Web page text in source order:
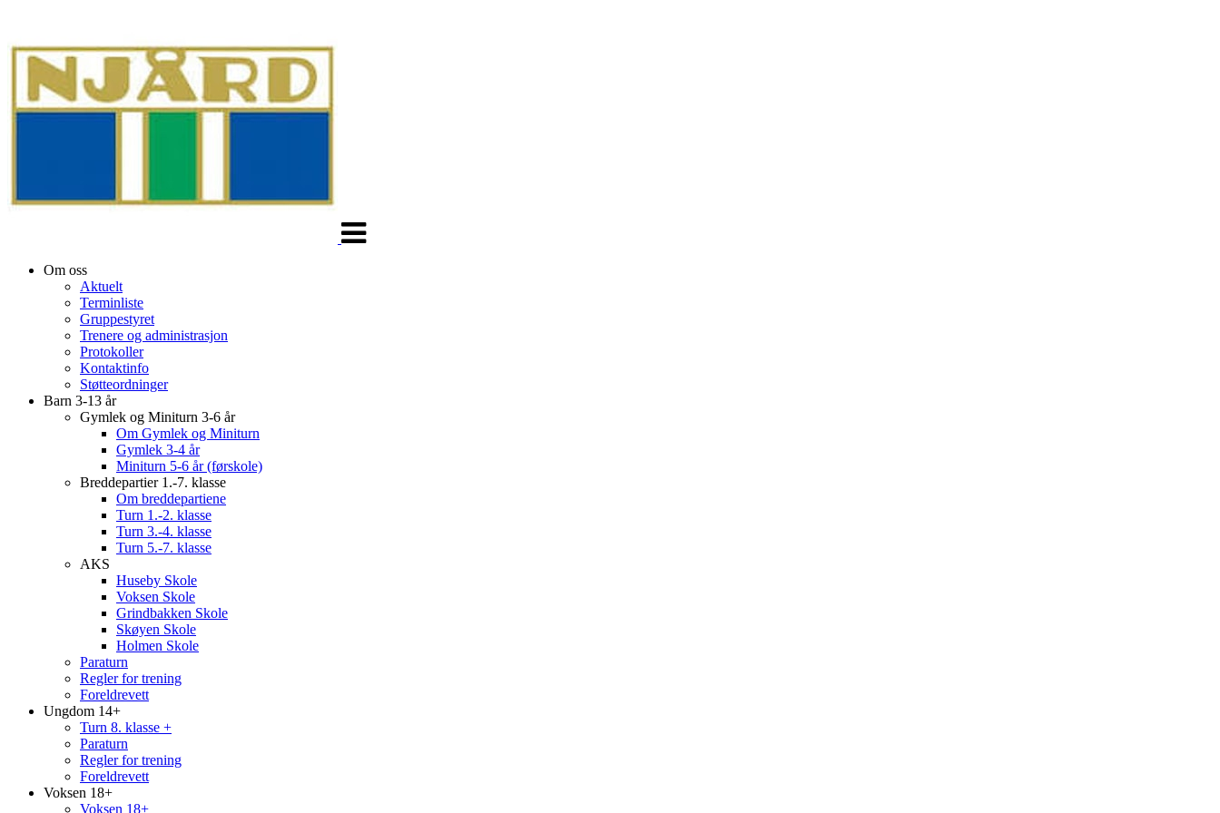
Om oss
Aktuelt
Terminliste
Gruppestyret
Trenere og administrasjon
Protokoller
Kontaktinfo
Støtteordninger
Barn 3-13 år
Gymlek og Miniturn 3-6 år
Om Gymlek og Miniturn
Gymlek 3-4 år
Miniturn 5-6 år (førskole)
Breddepartier 1.-7. klasse
Om breddepartiene
Turn 1.-2. klasse
Turn 3.-4. klasse
Turn 5.-7. klasse
AKS
Huseby Skole
Voksen Skole
Grindbakken Skole
Skøyen Skole
Holmen Skole
Paraturn
Regler for trening
Foreldrevett
Ungdom 14+
Turn 8. klasse +
Paraturn
Regler for trening
Foreldrevett
Voksen 18+
Voksen 18+